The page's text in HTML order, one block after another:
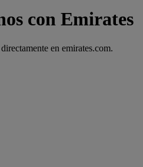
con Emirates
en emirates.com.